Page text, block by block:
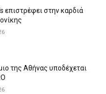
επιστρέφει στην καρδιά
της Αθήνας υποδέχεται